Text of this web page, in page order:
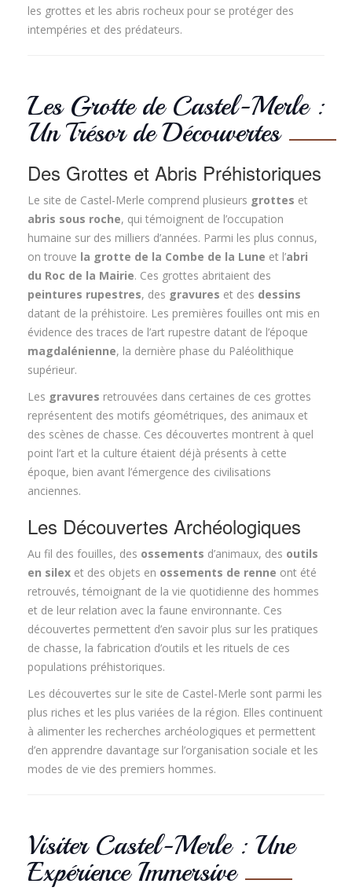
les grottes et les abris rocheux pour se protéger des
intempéries et des prédateurs.
Les Grotte de Castel-Merle :
Un Trésor de Découvertes
Des Grottes et Abris Préhistoriques
Le site de Castel-Merle comprend plusieurs grottes et
abris sous roche, qui témoignent de l’occupation
humaine sur des milliers d’années. Parmi les plus connus,
on trouve la grotte de la Combe de la Lune et l’abri
du Roc de la Mairie. Ces grottes abritaient des
peintures rupestres, des gravures et des dessins
datant de la préhistoire. Les premières fouilles ont mis en
évidence des traces de l’art rupestre datant de l’époque
magdalénienne, la dernière phase du Paléolithique
supérieur.
Les gravures retrouvées dans certaines de ces grottes
représentent des motifs géométriques, des animaux et
des scènes de chasse. Ces découvertes montrent à quel
point l’art et la culture étaient déjà présents à cette
époque, bien avant l’émergence des civilisations
anciennes.
Les Découvertes Archéologiques
Au fil des fouilles, des ossements d’animaux, des outils
en silex et des objets en ossements de renne ont été
retrouvés, témoignant de la vie quotidienne des hommes
et de leur relation avec la faune environnante. Ces
découvertes permettent d’en savoir plus sur les pratiques
de chasse, la fabrication d’outils et les rituels de ces
populations préhistoriques.
Les découvertes sur le site de Castel-Merle sont parmi les
plus riches et les plus variées de la région. Elles continuent
à alimenter les recherches archéologiques et permettent
d’en apprendre davantage sur l’organisation sociale et les
modes de vie des premiers hommes.
Visiter Castel-Merle : Une
Expérience Immersive